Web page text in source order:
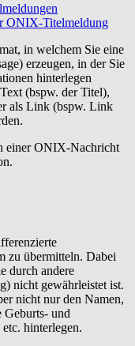
ONIX-Titelmeldung
in welchem Sie eine
erzeugen, in der Sie
hinterlegen
(bspw. der Titel),
als Link (bspw. Link
einer ONIX-Nachricht
zu übermitteln. Dabei
durch andere
nicht gewährleistet ist.
nicht nur den Namen,
Geburts- und
hinterlegen.